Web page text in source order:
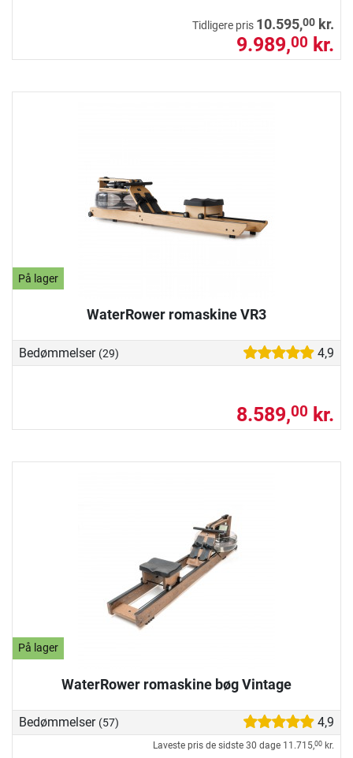
Tidligere pris 10.595,00 kr.
9.989,00 kr.
På lager
WaterRower romaskine VR3
Bedømmelser (29) 4,9
8.589,00 kr.
På lager
WaterRower romaskine bøg Vintage
Bedømmelser (57) 4,9
Laveste pris de sidste 30 dage 11.715,00 kr.